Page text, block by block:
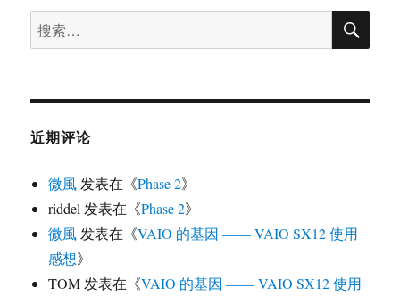
搜
索：
搜
近期评论
微風发表在《Phase 2》
riddel发表在《Phase 2》
微風发表在《VAIO 的基因 —— VAIO SX12 使用
感想》
TOM发表在《VAIO 的基因 —— VAIO SX12 使用